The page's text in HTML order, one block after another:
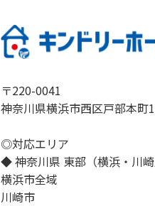
〒220-0041
神奈川県横浜市西区戸部本町
◎対応エリア
◆ 神奈川県 東部（横浜・川崎
横浜市全域
川崎市